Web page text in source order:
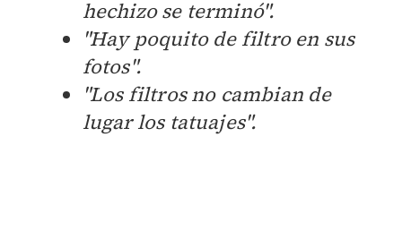
hechizo se terminó".
"Hay poquito de filtro en sus
fotos".
"Los filtros no cambian de
lugar los tatuajes".